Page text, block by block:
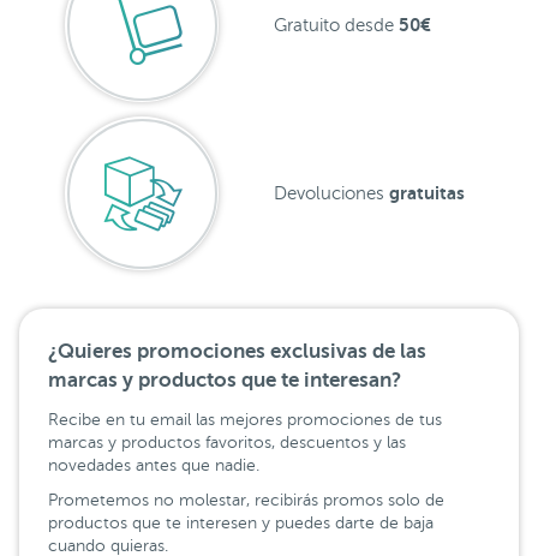
Gratuito desde 50€
Devoluciones gratuitas
¿Quieres promociones exclusivas de las
marcas y productos que te interesan?
Recibe en tu email las mejores promociones de tus
marcas y productos favoritos, descuentos y las
novedades antes que nadie.
Prometemos no molestar, recibirás promos solo de
productos que te interesen y puedes darte de baja
cuando quieras.